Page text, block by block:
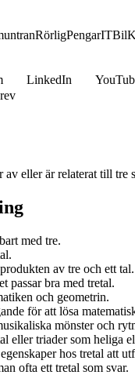
RörligPengarITBil
LinkedIn
eller är relaterat till tre
med tre.
av tre och ett tal.
passar bra med tretal.
och geometrin.
för att lösa
mönster och
eller triader som heliga
hos tretal att
ofta ett tretal som svar.